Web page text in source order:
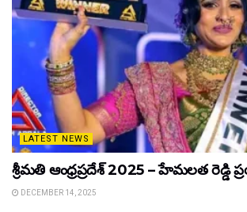
LATEST NEWS
శ్రీమతి ఆంధ్రప్రదేశ్ 2025 – హేమలత రెడ్డి
DECEMBER 14, 2025